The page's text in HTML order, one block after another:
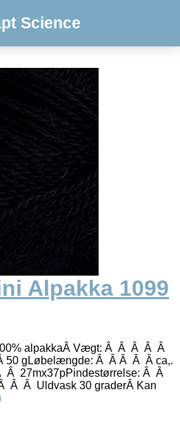
Science
Alpakka 1099
alpakkaÂ Vægt: Â Â Â Â Â
gLøbelængde: Â Â Â Â Â ca,.
Â 27mx37pPindestørrelse: Â Â
Â Â Uldvask 30 graderÂ Kan